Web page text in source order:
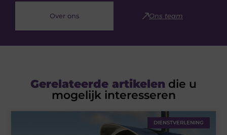
Over ons Ons team
Gerelateerde artikelen die u
mogelijk interesseren
DIENSTVERLENING